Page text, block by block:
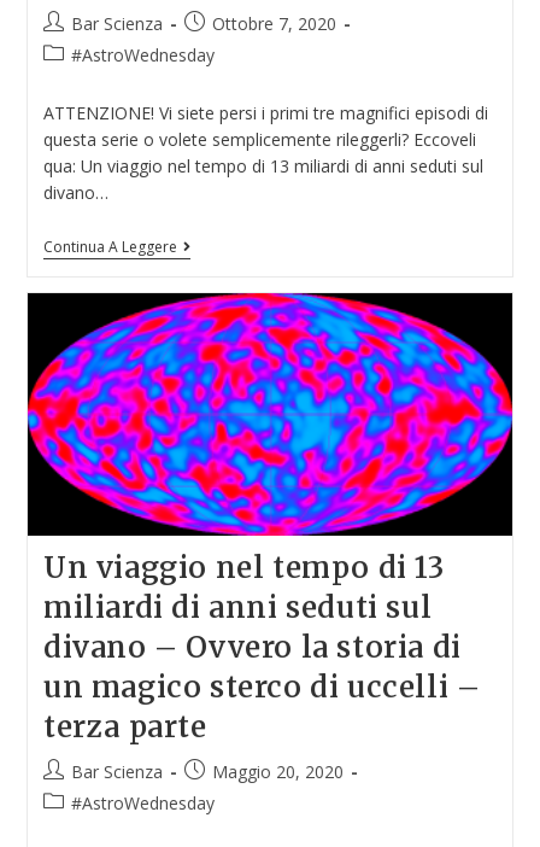
Bar Scienza
Ottobre 7, 2020
#AstroWednesday
ATTENZIONE! Vi siete persi i primi tre magnifici episodi di
questa serie o volete semplicemente rileggerli? Eccoveli
qua: Un viaggio nel tempo di 13 miliardi di anni seduti sul
divano…
Continua A Leggere
Un viaggio nel tempo di 13
miliardi di anni seduti sul
divano – Ovvero la storia di
un magico sterco di uccelli –
terza parte
Bar Scienza
Maggio 20, 2020
#AstroWednesday